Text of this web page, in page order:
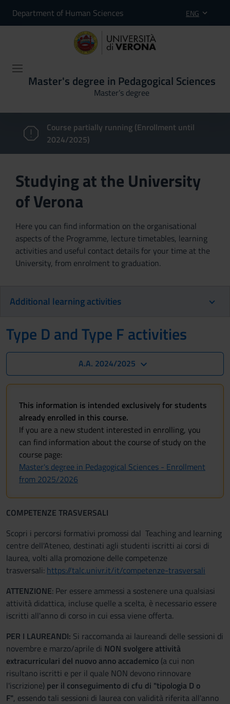
Department of Human Sciences ENG
Master's degree in Pedagogical Sciences
Master’s degree
Course partially running (Enrollment until
2024/2025)
Studying at the University
of Verona
Here you can find information on the organisational
aspects of the Programme, lecture timetables, learning
activities and useful contact details for your time at the
University, from enrolment to graduation.
Additional learning activities
Type D and Type F activities
A.A. 2024/2025
This information is intended exclusively for students
already enrolled in this course.
If you are a new student interested in enrolling, you
can find information about the course of study on the
course page:
Master's degree in Pedagogical Sciences - Enrollment
from 2025/2026
COMPETENZE TRASVERSALI
Scopri i percorsi formativi promossi dal Teaching and learning
centre dell'Ateneo, destinati agli studenti iscritti ai corsi di
laurea, volti alla promozione delle competenze
trasversali: https://talc.univr.it/it/competenze-trasversali
ATTENZIONE: Per essere ammessi a sostenere una qualsiasi
attività didattica, incluse quelle a scelta, è necessario essere
iscritti all'anno di corso in cui essa viene offerta.
PER I LAUREANDI: Si raccomanda ai laureandi delle sessioni di
novembre e marzo/aprile di NON svolgere attività
extracurriculari del nuovo anno accademico (a cui non
risultano iscritti e per il quale NON devono rinnovare
l'iscrizione) per il conseguimento di cfu di "tipologia D o
F", essendo tali sessioni di laurea con validità riferita all'anno